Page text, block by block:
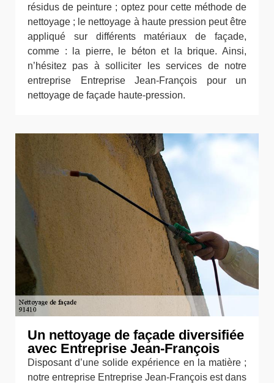
résidus de peinture ; optez pour cette méthode de
nettoyage ; le nettoyage à haute pression peut être
appliqué sur différents matériaux de façade,
comme : la pierre, le béton et la brique. Ainsi,
n’hésitez pas à solliciter les services de notre
entreprise Entreprise Jean-François pour un
nettoyage de façade haute-pression.
Un nettoyage de façade diversifiée
avec Entreprise Jean-François
Disposant d’une solide expérience en la matière ;
notre entreprise Entreprise Jean-François est dans